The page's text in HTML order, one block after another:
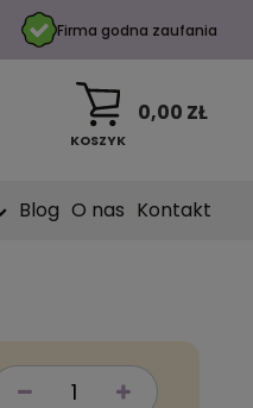
Firma godna zaufania
KOSZYK
0,00 ZŁ
Blog O nas Kontakt